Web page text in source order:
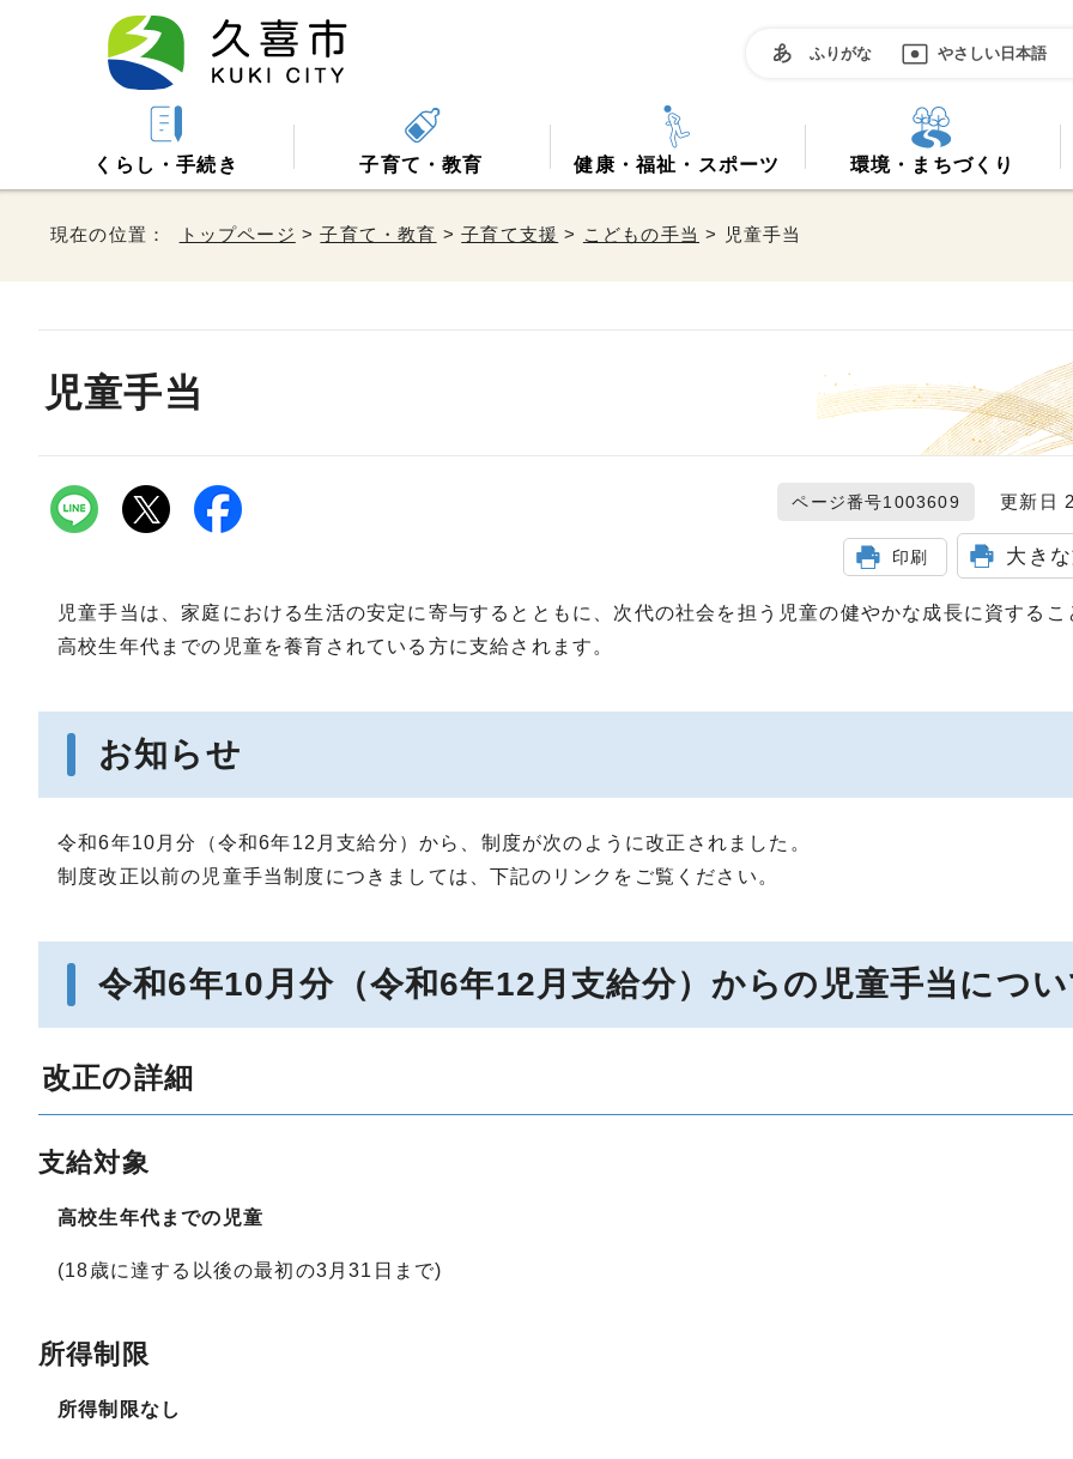
ふりがな やさしい日本語
くらし・手続き 子育て・教育 健康・福祉・スポーツ 環境・まちづくり
現在の位置： トップページ >子育て・教育 >子育て支援 > こどもの手当 > 児童手当
児童手当
ページ番号1003609 更新日
印刷 大き
児童手当は、家庭における生活の安定に寄与するとともに、次代の社会を担う児童の健やかな成長に資するこ
高校生年代までの児童を養育されている方に支給されます。
お知らせ
令和6年10月分（令和6年12月支給分）から、制度が次のように改正されました。
制度改正以前の児童手当制度につきましては、下記のリンクをご覧ください。
令和6年10月分（令和6年12月支給分）からの児童手当につい
改正の詳細
支給対象
高校生年代までの児童
(18歳に達する以後の最初の3月31日まで)
所得制限
所得制限なし